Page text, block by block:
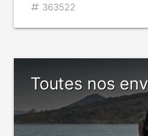
363522
Toutes nos